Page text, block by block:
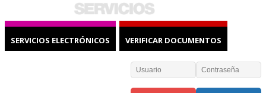
SERVICIOS ELECTRÓNICOS VERIFICAR DOCUMENTOS